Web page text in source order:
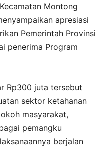
Montong
apresiasi
Pemerintah Provinsi
penerima Program
Rp300 juta tersebut
sektor ketahanan
masyarakat,
pemangku
berjalan